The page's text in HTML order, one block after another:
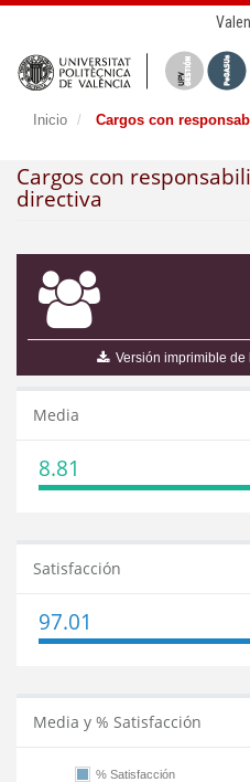
Inicio Cargos con
Cargos con
directiva
Versión imprimible
Media
8.81
Satisfacción
97.01
Media y % Satisfacción
% Satisfacción